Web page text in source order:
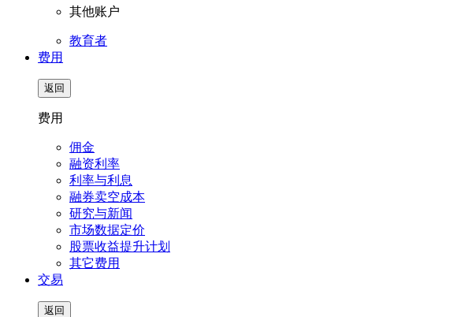
其他账户
教育者
费用
返回
费用
佣金
融资利率
利率与利息
融券卖空成本
研究与新闻
市场数据定价
股票收益提升计划
其它费用
交易
返回